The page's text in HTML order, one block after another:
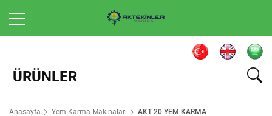
ÜRÜNLER
Anasayfa Yem Karma Makinaları AKT 20 YEM KARMA